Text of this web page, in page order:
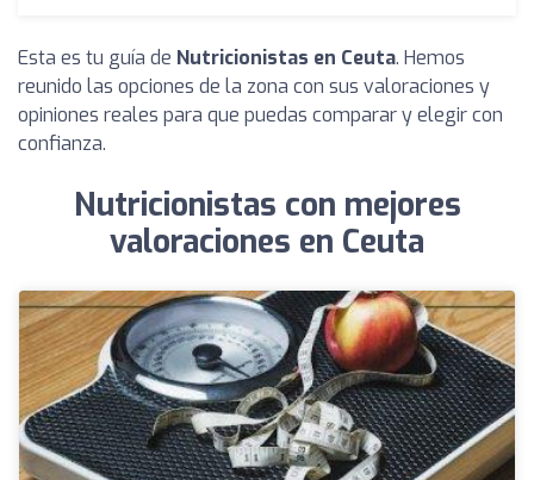
Esta es tu guía de Nutricionistas en Ceuta. Hemos
reunido las opciones de la zona con sus valoraciones y
opiniones reales para que puedas comparar y elegir con
confianza.
Nutricionistas con mejores
valoraciones en Ceuta